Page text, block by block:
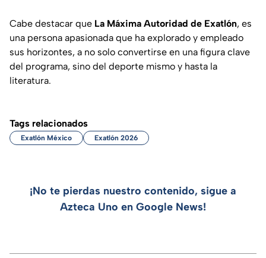
Cabe destacar que La Máxima Autoridad de Exatlón, es
una persona apasionada que ha explorado y empleado
sus horizontes, a no solo convertirse en una figura clave
del programa, sino del deporte mismo y hasta la
literatura.
Tags relacionados
Exatlón México Exatlón 2026
¡No te pierdas nuestro contenido, sigue a
Azteca Uno en Google News!